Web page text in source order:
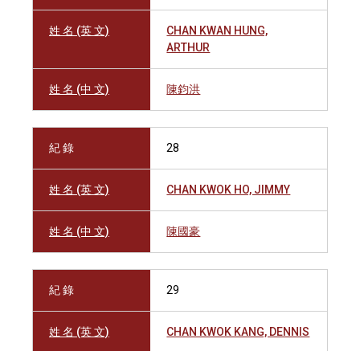
姓 名 (英 文)
CHAN KWAN HUNG,
ARTHUR
姓 名 (中 文) 陳鈞洪
紀 錄 28
姓 名 (英 文) CHAN KWOK HO, JIMMY
姓 名 (中 文) 陳國豪
紀 錄 29
姓 名 (英 文) CHAN KWOK KANG, DENNIS